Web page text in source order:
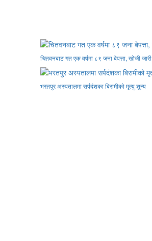
चितवनबाट गत एक वर्षमा ८९ जना बेपत्ता, खोजी जारी
भरतपुर अस्पतालमा सर्पदंशका बिरामीको मृत्यु शून्य